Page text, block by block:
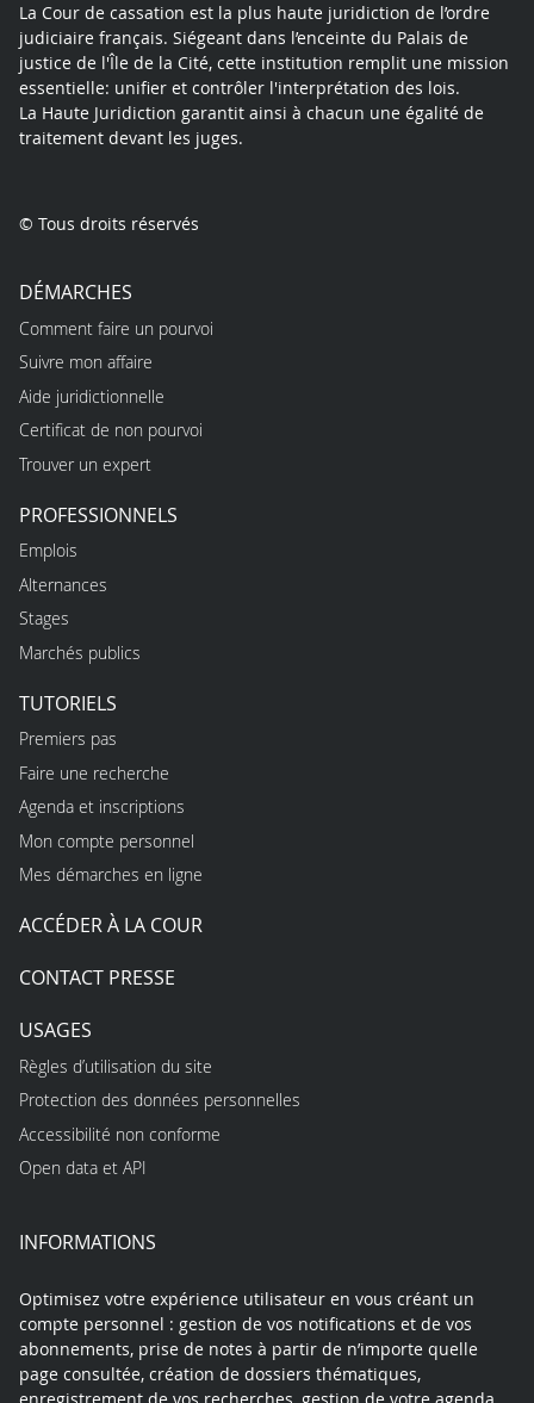
La Cour de cassation est la plus haute juridiction de l’ordre
judiciaire français. Siégeant dans l’enceinte du Palais de
justice de l'Île de la Cité, cette institution remplit une mission
essentielle: unifier et contrôler l'interprétation des lois.
La Haute Juridiction garantit ainsi à chacun une égalité de
traitement devant les juges.
© Tous droits réservés
DÉMARCHES
Comment faire un pourvoi
Suivre mon affaire
Aide juridictionnelle
Certificat de non pourvoi
Trouver un expert
PROFESSIONNELS
Emplois
Alternances
Stages
Marchés publics
TUTORIELS
Premiers pas
Faire une recherche
Agenda et inscriptions
Mon compte personnel
Mes démarches en ligne
ACCÉDER À LA COUR
CONTACT PRESSE
USAGES
Règles d’utilisation du site
Protection des données personnelles
Accessibilité non conforme
Open data et API
INFORMATIONS
Optimisez votre expérience utilisateur en vous créant un
compte personnel : gestion de vos notifications et de vos
abonnements, prise de notes à partir de n’importe quelle
page consultée, création de dossiers thématiques,